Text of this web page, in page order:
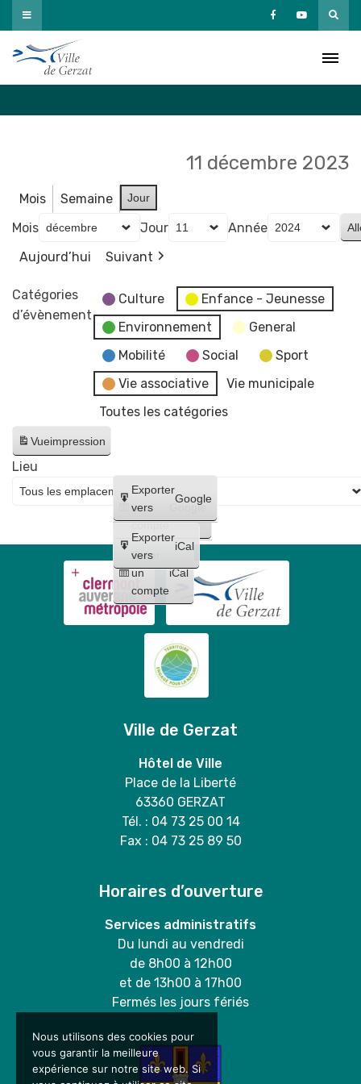
Passer
au
contenu
11 décembre 2023
Mois Semaine Jour
Mois Jour
Année
Aujourd’hui
Suivant
Catégories
d’évènement
Culture
Enfance - Jeunesse
Environnement
General
Mobilité
Social
Sport
Vie associative
Vie municipale
Toutes les catégories
Vueimpression
Créer
un
compte
Google
Créer
un
compte
iCal
Exporter
vers
Google
Exporter
vers
iCal
Lieu
Ville de Gerzat
Hôtel de Ville
Place de la Liberté
63360 GERZAT
Tél. : 04 73 25 00 14
Fax : 04 73 25 89 50
Horaires d’ouverture
Services administratifs
Du lundi au vendredi
de 8h00 à 12h00
et de 13h00 à 17h00
Fermés les jours fériés
Nous utilisons des cookies pour
vous garantir la meilleure
expérience sur notre site web. Si